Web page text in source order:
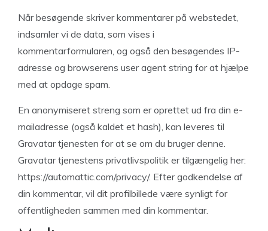
Når besøgende skriver kommentarer på webstedet,
indsamler vi de data, som vises i
kommentarformularen, og også den besøgendes IP-
adresse og browserens user agent string for at hjælpe
med at opdage spam.
En anonymiseret streng som er oprettet ud fra din e-
mailadresse (også kaldet et hash), kan leveres til
Gravatar tjenesten for at se om du bruger denne.
Gravatar tjenestens privatlivspolitik er tilgængelig her:
https://automattic.com/privacy/. Efter godkendelse af
din kommentar, vil dit profilbillede være synligt for
offentligheden sammen med din kommentar.